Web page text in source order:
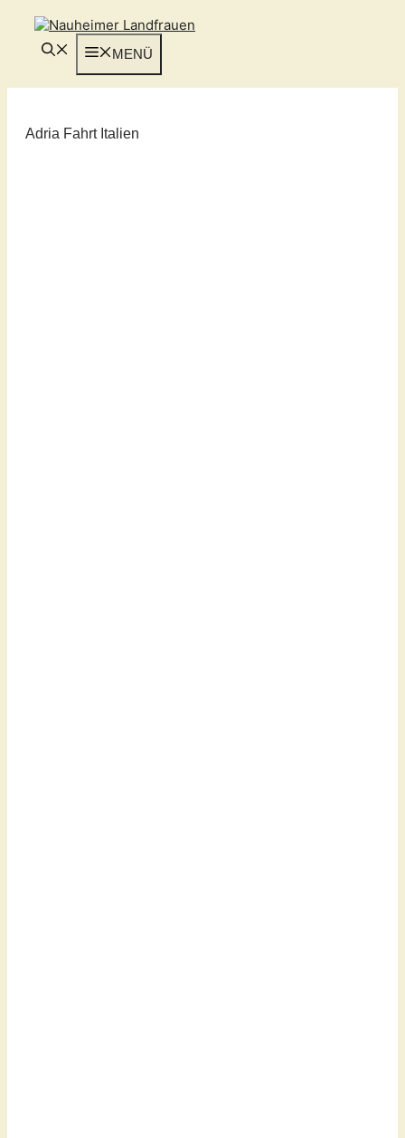
Inhalt
springen
MENÜ
Adria Fahrt Italien